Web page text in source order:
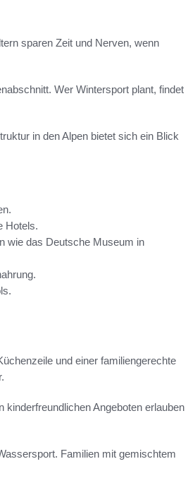
sparen Zeit und Nerven, wenn
Wer Wintersport plant, findet
in den Alpen bietet sich ein Blick
Hotels.
wie das Deutsche Museum in
und einer familiengerechte
kinderfreundlichen Angeboten erlauben
Familien mit gemischtem